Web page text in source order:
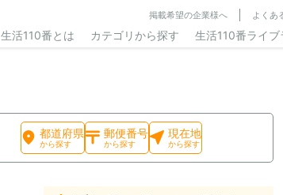
掲載希望の企業様へ よくあ
生活110番とは カテゴリから探す 生活110番ライブ
都道府県
から探す
郵便番号
から探す
現在地
から探す